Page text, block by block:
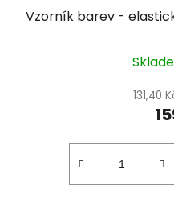
Vzorník barev -
131,40